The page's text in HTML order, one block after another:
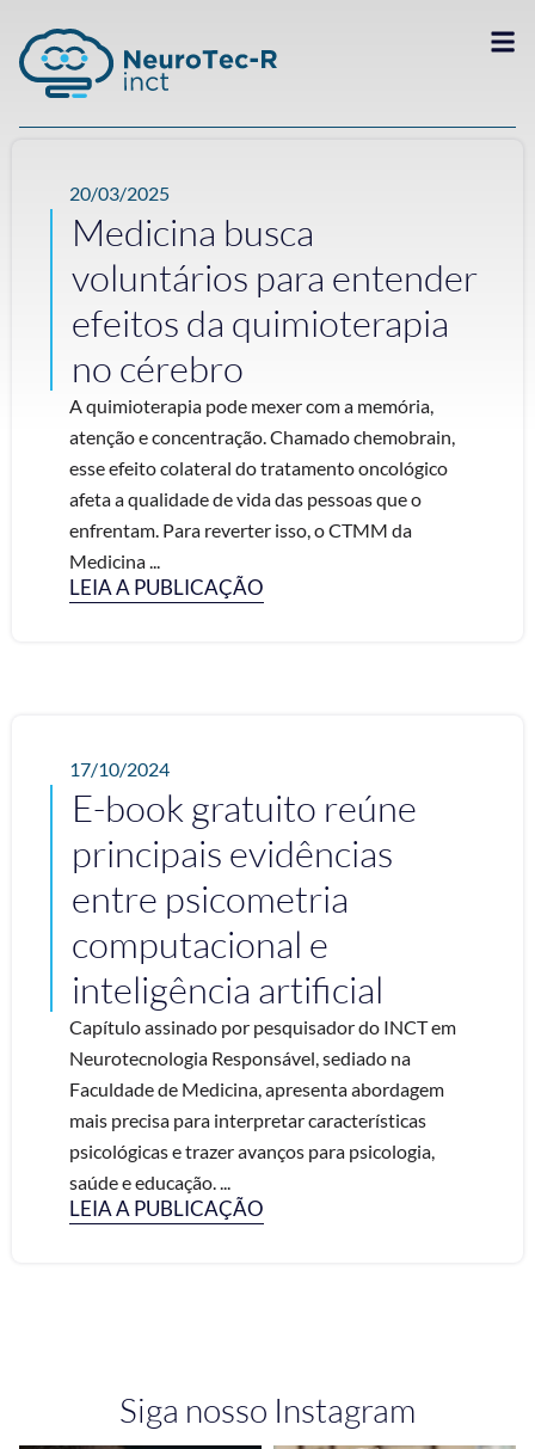
20/03/2025
Medicina busca
voluntários para entender
efeitos da quimioterapia
no cérebro
A quimioterapia pode mexer com a memória,
atenção e concentração. Chamado chemobrain,
esse efeito colateral do tratamento oncológico
afeta a qualidade de vida das pessoas que o
enfrentam. Para reverter isso, o CTMM da
Medicina ...
LEIA A PUBLICAÇÃO
17/10/2024
E-book gratuito reúne
principais evidências
entre psicometria
computacional e
inteligência artificial
Capítulo assinado por pesquisador do INCT em
Neurotecnologia Responsável, sediado na
Faculdade de Medicina, apresenta abordagem
mais precisa para interpretar características
psicológicas e trazer avanços para psicologia,
saúde e educação. ...
LEIA A PUBLICAÇÃO
Siga nosso Instagram